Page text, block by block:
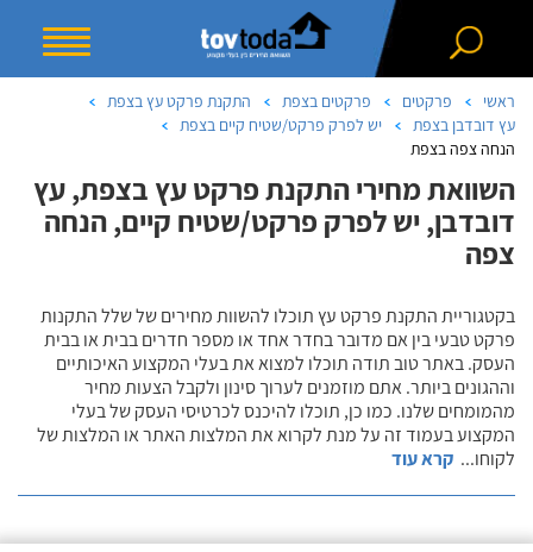
ראשי פרקטים פרקטים בצפת
התקנת פרקט עץ בצפת
עץ דובדבן בצפת
יש לפרק פרקט/שטיח קיים בצפת
הנחה צפה בצפת
השוואת מחירי התקנת פרקט עץ בצפת, עץ
דובדבן, יש לפרק פרקט/שטיח קיים, הנחה
צפה
בקטגוריית התקנת פרקט עץ תוכלו להשוות מחירים של שלל התקנות
פרקט טבעי בין אם מדובר בחדר אחד או מספר חדרים בבית או בבית
העסק. באתר טוב תודה תוכלו למצוא את בעלי המקצוע האיכותיים
וההגונים ביותר. אתם מוזמנים לערוך סינון ולקבל הצעות מחיר
מהמומחים שלנו. כמו כן, תוכלו להיכנס לכרטיסי העסק של בעלי
המקצוע בעמוד זה על מנת לקרוא את המלצות האתר או המלצות של
לקוחו... קרא עוד